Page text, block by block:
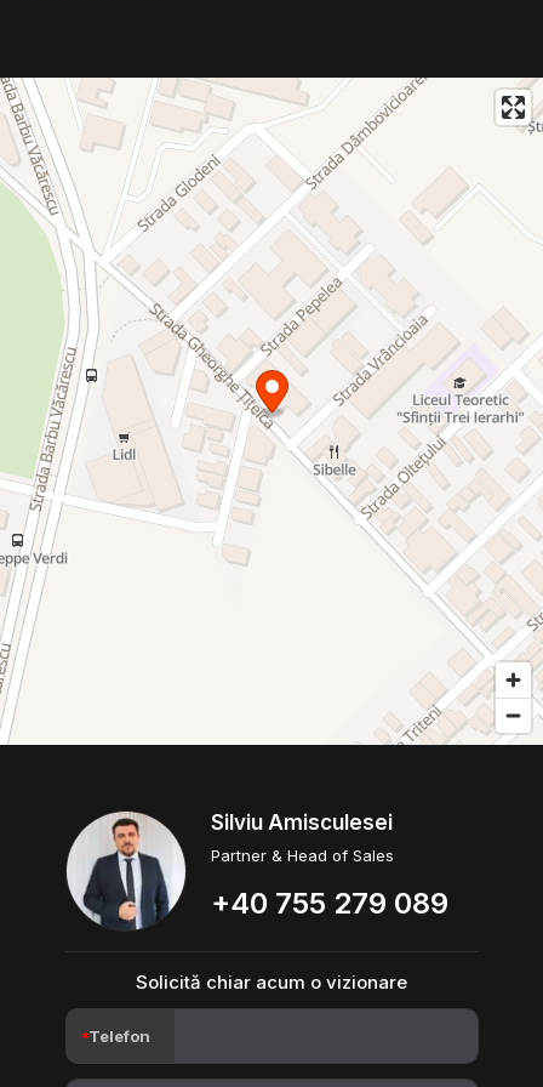
- Pereți finisați cu vopsea lavabilă Caparol sau echivalent;
- Obiecte sanitare moderne – marcă Roca sau similar;
- Baterii și sisteme de duș încastrate în perete – Roca sau
echivalent;
- Tavane suspendate din gips-carton, pentru un finisaj neted și
elegant.
Silviu Amisculesei
Partner & Head of Sales
+40 755 279 089
Solicită chiar acum o vizionare
Telefon